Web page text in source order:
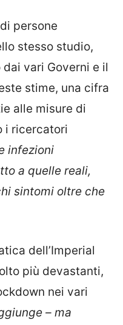
di persone
stesso studio,
vari Governi e il
stime, una cifra
alle misure di
i ricercatori
infezioni
a quelle reali,
sintomi oltre che
dell’Imperial
più devastanti,
nei vari
– ma